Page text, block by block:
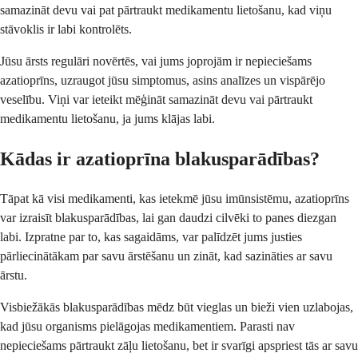
samazināt devu vai pat pārtraukt medikamentu lietošanu, kad viņu
stāvoklis ir labi kontrolēts.
Jūsu ārsts regulāri novērtēs, vai jums joprojām ir nepieciešams
azatioprīns, uzraugot jūsu simptomus, asins analīzes un vispārējo
veselību. Viņi var ieteikt mēģināt samazināt devu vai pārtraukt
medikamentu lietošanu, ja jums klājas labi.
Kādas ir azatioprīna blakusparādības?
Tāpat kā visi medikamenti, kas ietekmē jūsu imūnsistēmu, azatioprīns
var izraisīt blakusparādības, lai gan daudzi cilvēki to panes diezgan
labi. Izpratne par to, kas sagaidāms, var palīdzēt jums justies
pārliecinātākam par savu ārstēšanu un zināt, kad sazināties ar savu
ārstu.
Visbiežākās blakusparādības mēdz būt vieglas un bieži vien uzlabojas,
kad jūsu organisms pielāgojas medikamentiem. Parasti nav
nepieciešams pārtraukt zāļu lietošanu, bet ir svarīgi apspriest tās ar savu